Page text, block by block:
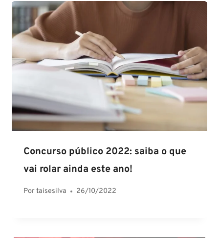
Concurso público 2022: saiba o que
vai rolar ainda este ano!
Portaisesilva 26/10/2022